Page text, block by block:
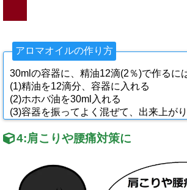
アロマオイルの作り方
30mlの容器に、精油12滴(2％)で作るに
(1)精油を12滴分、容器に入れる
(2)ホホバ油を30ml入れる
(3)容器を振ってよく混ぜて、出来上がり
4:肩こりや腰痛対策に